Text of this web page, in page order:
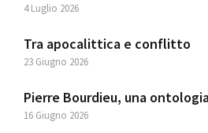
4 Luglio 2026
Tra apocalittica e conflitto
23 Giugno 2026
Pierre Bourdieu, una
16 Giugno 2026